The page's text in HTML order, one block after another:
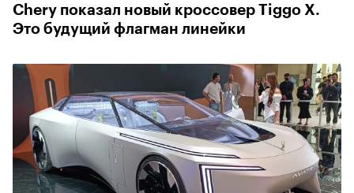
Chery показал новый кроссовер Tiggo X.
Это будущий флагман линейки